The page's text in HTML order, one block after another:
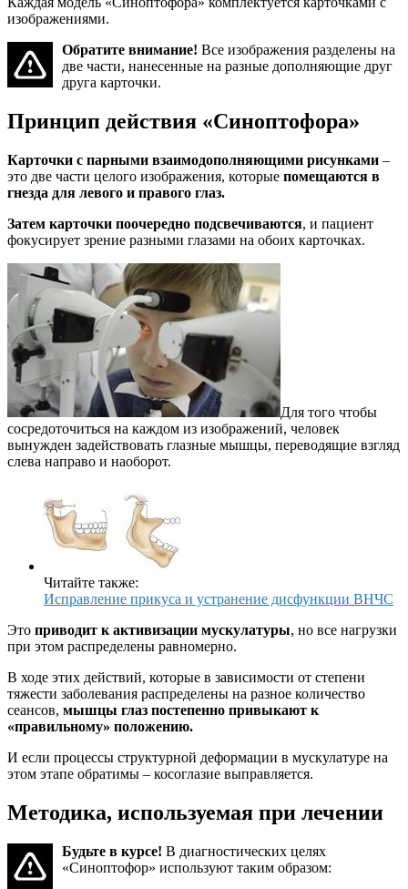
изображениями.
Обратите внимание! Все изображения разделены на
две части, нанесенные на разные дополняющие друг
друга карточки.
Принцип действия «Синоптофора»
Карточки с парными взаимодополняющими рисунками –
это две части целого изображения, которые помещаются в
гнезда для левого и правого глаз.
Затем карточки поочередно подсвечиваются, и пациент
фокусирует зрение разными глазами на обоих карточках.
Для того чтобы
сосредоточиться на каждом из изображений, человек
вынужден задействовать глазные мышцы, переводящие взгляд
слева направо и наоборот.
Читайте также:
Исправление прикуса и устранение дисфункции ВНЧС
Это приводит к активизации мускулатуры, но все нагрузки
при этом распределены равномерно.
В ходе этих действий, которые в зависимости от степени
тяжести заболевания распределены на разное количество
сеансов, мышцы глаз постепенно привыкают к
«правильному» положению.
И если процессы структурной деформации в мускулатуре на
этом этапе обратимы – косоглазие выправляется.
Методика, используемая при лечении
Будьте в курсе! В диагностических целях
«Синоптофор» используют таким образом: